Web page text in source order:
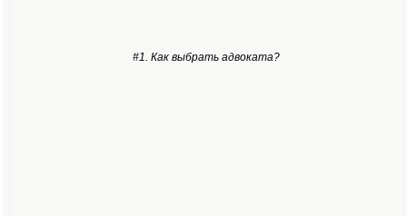
#1. Как выбрать адвоката?